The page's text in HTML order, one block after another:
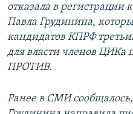
отказала в регистрации
Павла Грудинина,
кандидатов КПРФ
для власти членов ЦИКа
ПРОТИВ.
Ранее в СМИ